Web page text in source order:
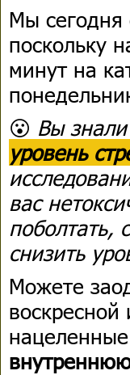
Мы сегодня
поскольку
минут на
😮 Вы
уровень
вас
снизить
Можете